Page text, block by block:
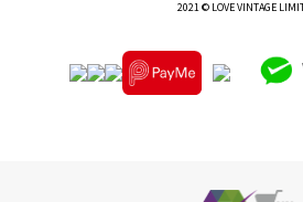
2021 © LOVE VINTAGE